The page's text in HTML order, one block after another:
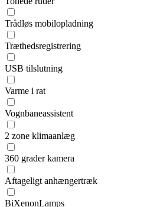
Trådløs mobilopladning
Træthedsregistrering
USB tilslutning
Varme i rat
Vognbaneassistent
2 zone klimaanlæg
360 grader kamera
Aftageligt anhængertræk
BiXenonLamps